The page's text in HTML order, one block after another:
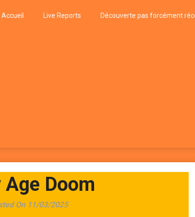
Accueil Live Reports Découverte pas forcément
Age Doom
On 11/03/2025